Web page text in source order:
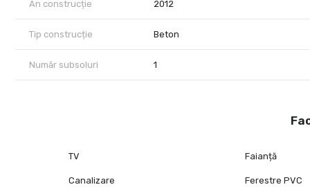
An construcție 2012
Tip construcție Beton
Număr subsoluri 1
TV Faianță
Canalizare Ferestre PVC